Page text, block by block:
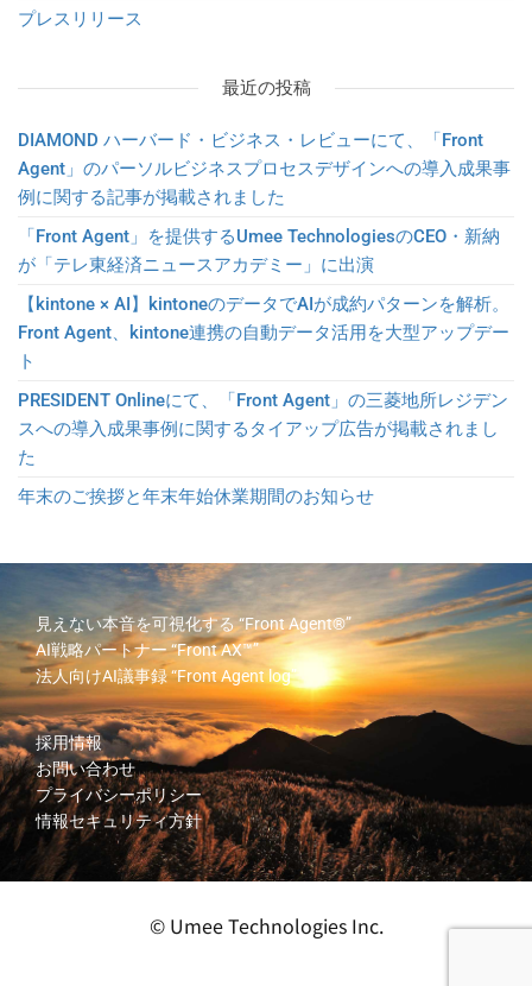
プレスリリース
最近の投稿
DIAMOND ハーバード・ビジネス・レビューにて、「Front
Agent」のパーソルビジネスプロセスデザインへの導入成果事
例に関する記事が掲載されました
「Front Agent」を提供するUmee TechnologiesのCEO・新納
が「テレ東経済ニュースアカデミー」に出演
【kintone × AI】kintoneのデータでAIが成約パターンを解析。
Front Agent、kintone連携の自動データ活用を大型アップデー
ト
PRESIDENT Onlineにて、「Front Agent」の三菱地所レジデン
スへの導入成果事例に関するタイアップ広告が掲載されまし
た
年末のご挨拶と年末年始休業期間のお知らせ
見えない本音を可視化する“Front Agent®”
AI戦略パートナー“Front AX™”
法人向けAI議事録“Front Agent log”
採用情報
お問い合わせ
プライバシーポリシー
情報セキュリティ方針
© Umee Technologies Inc.